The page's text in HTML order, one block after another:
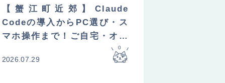
【蟹江町近郊】Claude
Codeの導入からPC選び・ス
マホ操作まで！ご自宅・オフ
ィスへ直接訪問してレクチャ
ーします
2026.07.29
0